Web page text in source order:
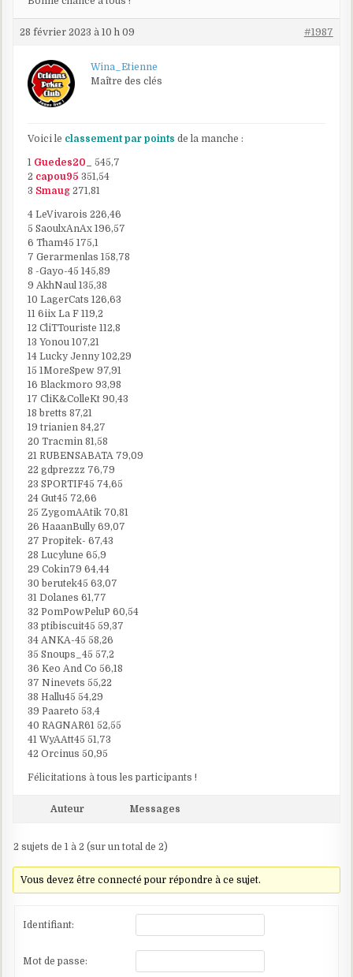
28 février 2023 à 10 h 09 #1987
Wina_Etienne
Maître des clés
Voici le classement par points de la manche :
1 Guedes20_
545,7
2 capou95 351,54
3 Smaug 271,81
4 LeVivarois 226,46
5 SaoulxAnAx 196,57
6 Tham45 175,1
7 Gerarmenlas 158,78
8 -Gayo-45 145,89
9 AkhNaul 135,38
10 LagerCats 126,63
11 6iix La F 119,2
12 CliTTouriste 112,8
13 Yonou 107,21
14 Lucky Jenny 102,29
15 1MoreSpew 97,91
16 Blackmoro 93,98
17 CliK&ColleKt 90,43
18 bretts 87,21
19 trianien 84,27
20 Tracmin 81,58
21 RUBENSABATA 79,09
22 gdprezzz 76,79
23 SPORTIF45 74,65
24 Gut45 72,66
25 ZygomAAtik 70,81
26 HaaanBully 69,07
27 Propitek- 67,43
28 Lucylune 65,9
29 Cokin79 64,44
30 berutek45 63,07
31 Dolanes 61,77
32 PomPowPeluP 60,54
33 ptibiscuit45 59,37
34 ANKA-45 58,26
35 Snoups_45 57,2
36 Keo And Co 56,18
37 Ninevets 55,22
38 Hallu45 54,29
39 Paareto 53,4
40 RAGNAR61 52,55
41 WyAAtt45 51,73
42 Orcinus 50,95
Félicitations à tous les participants !
Auteur Messages
2 sujets de 1 à 2 (sur un total de 2)
Vous devez être connecté pour répondre à ce sujet.
Identifiant:
Mot de passe: